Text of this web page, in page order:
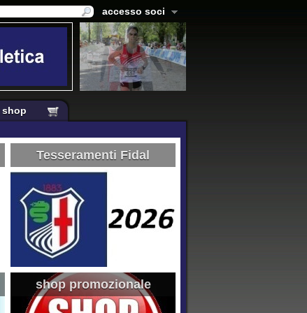
accesso soci
shop
Tesseramenti Fidal
shop promozionale